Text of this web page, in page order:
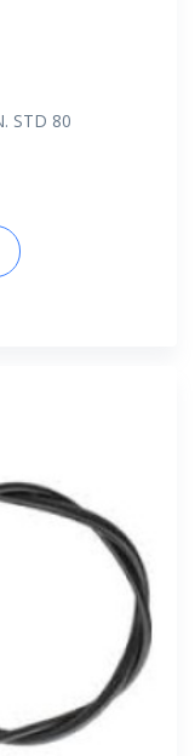
STD 80